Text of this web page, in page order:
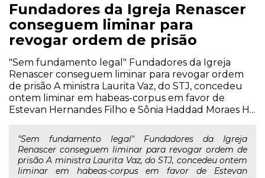
Fundadores da Igreja Renascer
conseguem liminar para
revogar ordem de prisão
"Sem fundamento legal" Fundadores da Igreja
Renascer conseguem liminar para revogar ordem
de prisão A ministra Laurita Vaz, do STJ, concedeu
ontem liminar em habeas-corpus em favor de
Estevan Hernandes Filho e Sônia Haddad Moraes H...
"Sem fundamento legal" Fundadores da Igreja
Renascer conseguem liminar para revogar ordem de
prisão A ministra Laurita Vaz, do STJ, concedeu ontem
liminar em habeas-corpus em favor de Estevan